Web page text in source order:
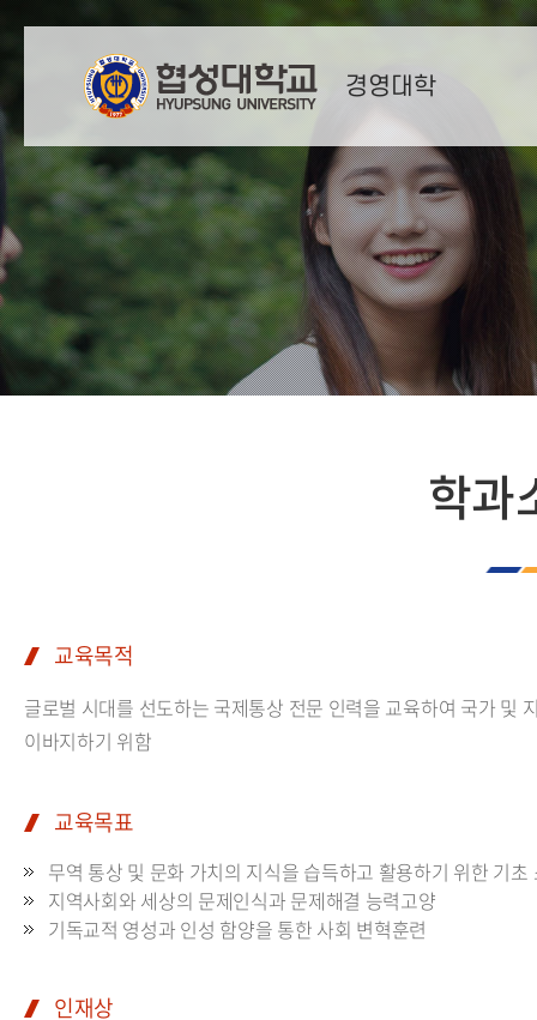
경영대학
학과
교육목적
글로벌 시대를 선도하는 국제통상 전문 인력을 교육하여 국가 및
이바지하기 위함
교육목표
무역 통상 및 문화 가치의 지식을 습득하고 활용하기 위한 기초
지역사회와 세상의 문제인식과 문제해결 능력고양
기독교적 영성과 인성 함양을 통한 사회 변혁훈련
인재상